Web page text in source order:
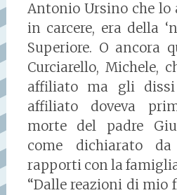
Antonio Ursino che lo
in carcere, era della
Superiore. O ancora
Curciarello, Michele,
affiliato ma gli dissi
affiliato doveva
morte del padre
come dichiarato da
rapporti con la
“Dalle reazioni di mio